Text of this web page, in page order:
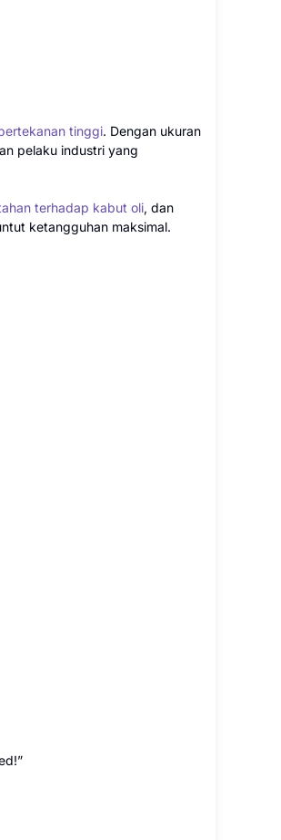
tinggi. Dengan ukuran
pelaku industri yang
terhadap kabut oli, dan
ketangguhan maksimal.